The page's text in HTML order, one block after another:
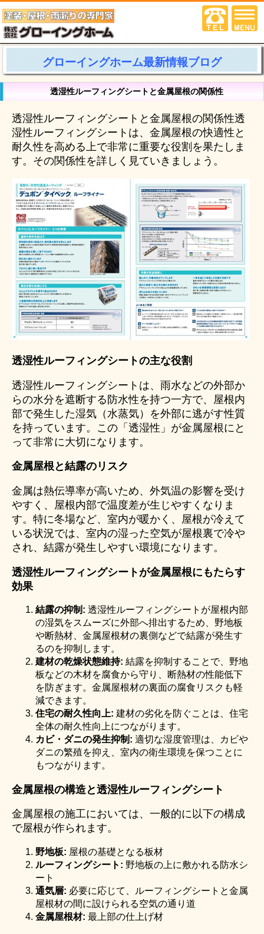
グローイングホーム最新情報ブログ
透湿性ルーフィングシートと金属屋根の関係性
透湿性ルーフィングシートと金属屋根の関係性透
湿性ルーフィングシートは、金属屋根の快適性と
耐久性を高める上で非常に重要な役割を果たしま
す。その関係性を詳しく見ていきましょう。
透湿性ルーフィングシートの主な役割
透湿性ルーフィングシートは、雨水などの外部か
らの水分を遮断する防水性を持つ一方で、屋根内
部で発生した湿気（水蒸気）を外部に逃がす性質
を持っています。この「透湿性」が金属屋根にと
って非常に大切になります。
金属屋根と結露のリスク
金属は熱伝導率が高いため、外気温の影響を受け
やすく、屋根内部で温度差が生じやすくなりま
す。特に冬場など、室内が暖かく、屋根が冷えて
いる状況では、室内の湿った空気が屋根裏で冷や
され、結露が発生しやすい環境になります。
透湿性ルーフィングシートが金属屋根にもたらす
効果
結露の抑制 : 透湿性ルーフィングシートが屋根内部
の湿気をスムーズに外部へ排出するため、野地板
や断熱材、金属屋根材の裏側などで結露が発生す
るのを抑制します。
建材の乾燥状態維持: 結露を抑制することで、野地
板などの木材を腐食から守り、断熱材の性能低下
を防ぎます。金属屋根材の裏面の腐食リスクも軽
減できます。
住宅の耐久性向上: 建材の劣化を防ぐことは、住宅
全体の耐久性向上につながります。
カビ・ダニの発生抑制 : 適切な湿度管理は、カビや
ダニの繁殖を抑え、室内の衛生環境を保つことに
もつながります。
金属屋根の構造と透湿性ルーフィングシート
金属屋根の施工においては、一般的に以下の構成
で屋根が作られます。
野地板: 屋根の基礎となる板材
ルーフィングシート: 野地板の上に敷かれる防水シ
ート
通気層: 必要に応じて、ルーフィングシートと金属
屋根材の間に設けられる空気の通り道
金属屋根材: 最上部の仕上げ材